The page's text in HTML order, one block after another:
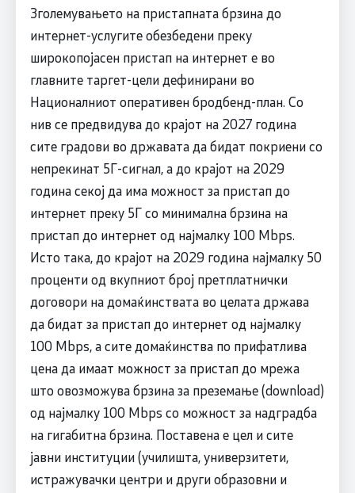
Зголемувањето на пристапната брзина до
интернет-услугите обезбедени преку
широкопојасен пристап на интернет е во
главните таргет-цели дефинирани во
Националниот оперативен бродбенд-план. Со
нив се предвидува до крајот на 2027 година
сите градови во државата да бидат покриени со
непрекинат 5Г-сигнал, а до крајот на 2029
година секој да има можност за пристап до
интернет преку 5Г со минимална брзина на
пристап до интернет од најмалку 100 Mbps.
Исто така, до крајот на 2029 година најмалку 50
проценти од вкупниот број претплатнички
договори на домаќинствата во целата држава
да бидат за пристап до интернет од најмалку
100 Mbps, а сите домаќинства по прифатлива
цена да имаат можност за пристап до мрежа
што овозможува брзина за преземање (download)
од најмалку 100 Mbps со можност за надградба
на гигабитна брзина. Поставена е цел и сите
јавни институции (училишта, универзитети,
истражувачки центри и други образовни и